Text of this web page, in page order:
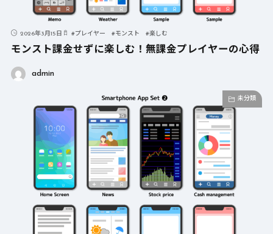
2026年3月15日 #プレイヤー #モンスト #楽しむ
モンスト課金せずに楽しむ！無課金プレイヤーの心得
admin
未分類